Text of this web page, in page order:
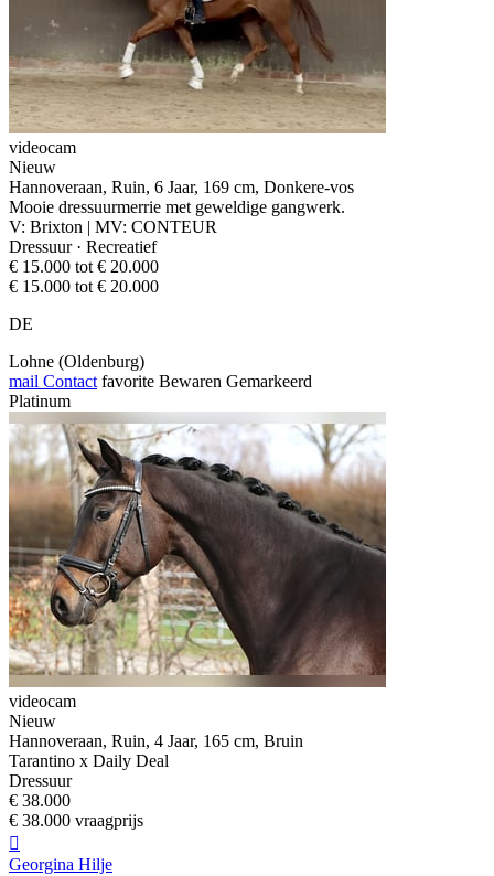
videocam
Nieuw
Hannoveraan, Ruin, 6 Jaar, 169 cm, Donkere-vos
Mooie dressuurmerrie met geweldige gangwerk.
V: Brixton | MV: CONTEUR
Dressuur · Recreatief
€ 15.000 tot € 20.000
€ 15.000 tot € 20.000
DE
Lohne (Oldenburg)
mail Contact favorite Bewaren Gemarkeerd
Platinum
videocam
Nieuw
Hannoveraan, Ruin, 4 Jaar, 165 cm, Bruin
Tarantino x Daily Deal
Dressuur
€ 38.000
€ 38.000 vraagprijs

Georgina Hilje